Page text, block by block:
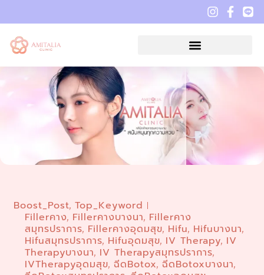
Boost_Post,Top_Keyword
Fillerคาง, Fillerคางบางนา, Fillerคาง
สมุทรปราการ, Fillerคางอุดมสุข, Hifu, Hifuบางนา,
Hifuสมุทรปราการ, Hifuอุดมสุข, IV Therapy, IV
Therapyบางนา, IV Therapyสมุทรปราการ,
IVTherapyอุดมสุข,ฉีดBotox,ฉีดBotoxบางนา,